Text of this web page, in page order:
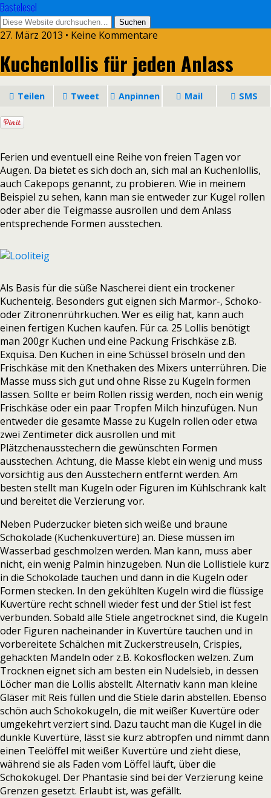
Bastelesel
27. März 2013 • Keine Kommentare
Kuchenlollis für jeden Anlass
Teilen Tweet Anpinnen Mail SMS
Ferien und eventuell eine Reihe von freien Tagen vor
Augen. Da bietet es sich doch an, sich mal an Kuchenlollis,
auch Cakepops genannt, zu probieren. Wie in meinem
Beispiel zu sehen, kann man sie entweder zur Kugel rollen
oder aber die Teigmasse ausrollen und dem Anlass
entsprechende Formen ausstechen.
Als Basis für die süße Nascherei dient ein trockener
Kuchenteig. Besonders gut eignen sich Marmor-, Schoko-
oder Zitronenrührkuchen. Wer es eilig hat, kann auch
einen fertigen Kuchen kaufen. Für ca. 25 Lollis benötigt
man 200gr Kuchen und eine Packung Frischkäse z.B.
Exquisa. Den Kuchen in eine Schüssel bröseln und den
Frischkäse mit den Knethaken des Mixers unterrühren. Die
Masse muss sich gut und ohne Risse zu Kugeln formen
lassen. Sollte er beim Rollen rissig werden, noch ein wenig
Frischkäse oder ein paar Tropfen Milch hinzufügen. Nun
entweder die gesamte Masse zu Kugeln rollen oder etwa
zwei Zentimeter dick ausrollen und mit
Plätzchenausstechern die gewünschten Formen
ausstechen. Achtung, die Masse klebt ein wenig und muss
vorsichtig aus den Ausstechern entfernt werden. Am
besten stellt man Kugeln oder Figuren im Kühlschrank kalt
und bereitet die Verzierung vor.
Neben Puderzucker bieten sich weiße und braune
Schokolade (Kuchenkuvertüre) an. Diese müssen im
Wasserbad geschmolzen werden. Man kann, muss aber
nicht, ein wenig Palmin hinzugeben. Nun die Lollistiele kurz
in die Schokolade tauchen und dann in die Kugeln oder
Formen stecken. In den gekühlten Kugeln wird die flüssige
Kuvertüre recht schnell wieder fest und der Stiel ist fest
verbunden. Sobald alle Stiele angetrocknet sind, die Kugeln
oder Figuren nacheinander in Kuvertüre tauchen und in
vorbereitete Schälchen mit Zuckerstreuseln, Crispies,
gehackten Mandeln oder z.B. Kokosflocken welzen. Zum
Trocknen eignet sich am besten ein Nudelsieb, in dessen
Löcher man die Lollis abstellt. Alternativ kann man kleine
Gläser mit Reis füllen und die Stiele darin abstellen. Ebenso
schön auch Schokokugeln, die mit weißer Kuvertüre oder
umgekehrt verziert sind. Dazu taucht man die Kugel in die
dunkle Kuvertüre, lässt sie kurz abtropfen und nimmt dann
einen Teelöffel mit weißer Kuvertüre und zieht diese,
während sie als Faden vom Löffel läuft, über die
Schokokugel. Der Phantasie sind bei der Verzierung keine
Grenzen gesetzt. Erlaubt ist, was gefällt.